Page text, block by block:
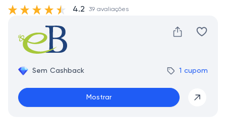
Sem Cashback 1 cupom
Mostrar
4.2 39 avaliações